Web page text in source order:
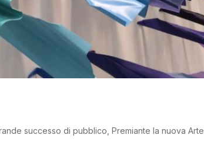
successo di pubblico, Premiante la nuova Arte